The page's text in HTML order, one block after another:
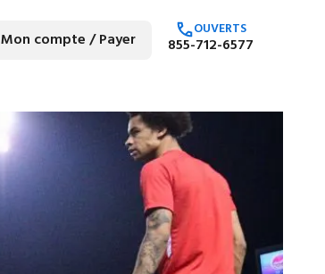
Mon compte / Payer OUVERTS
855-712-6577